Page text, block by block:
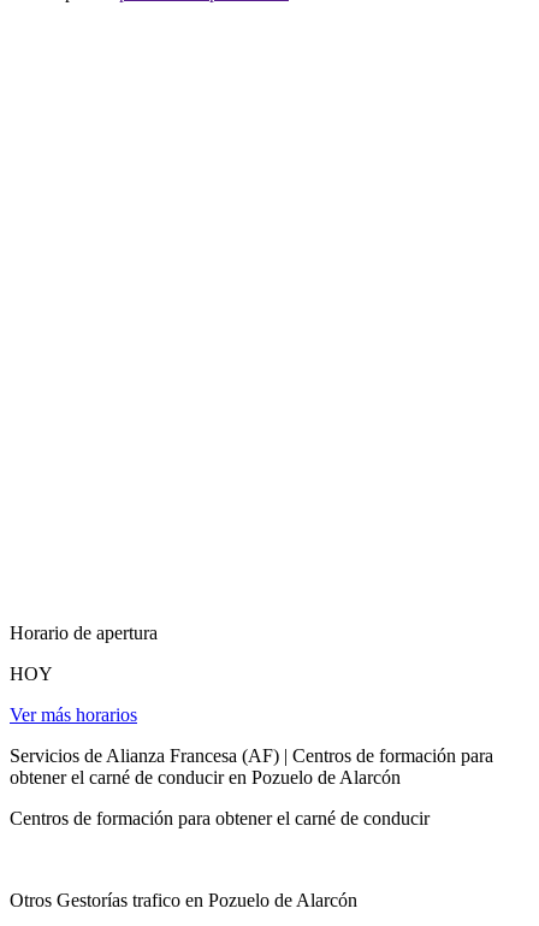
Horario de apertura
HOY
Ver más horarios
Servicios de Alianza Francesa (AF) | Centros de formación para
obtener el carné de conducir en Pozuelo de Alarcón
Centros de formación para obtener el carné de conducir
Otros Gestorías trafico en Pozuelo de Alarcón